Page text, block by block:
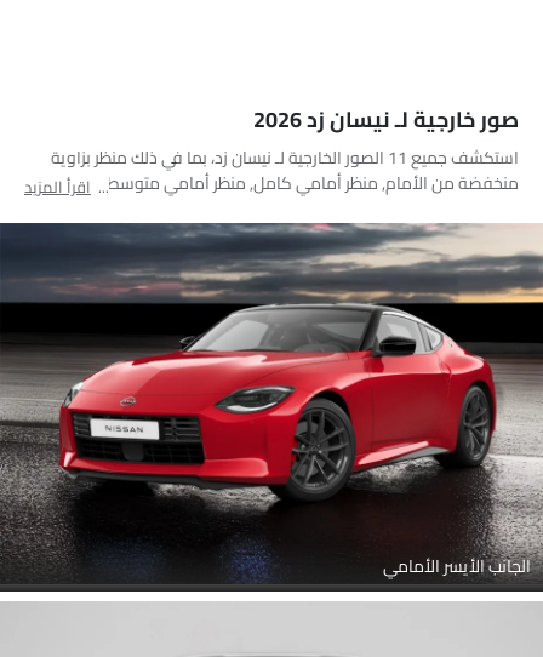
صور خارجية لـ نيسان زد 2026
استكشف جميع 11 الصور الخارجية لـ نيسان زد، بما في ذلك منظر بزاوية
منخفضة من الأمام, منظر أمامي كامل, منظر أمامي متوسط, منظر
مصباح أمامي, مصباح خلفي, عجلة, أنبوب العادم
اقرأ المزيد
الجانب الأيسر الأمامي